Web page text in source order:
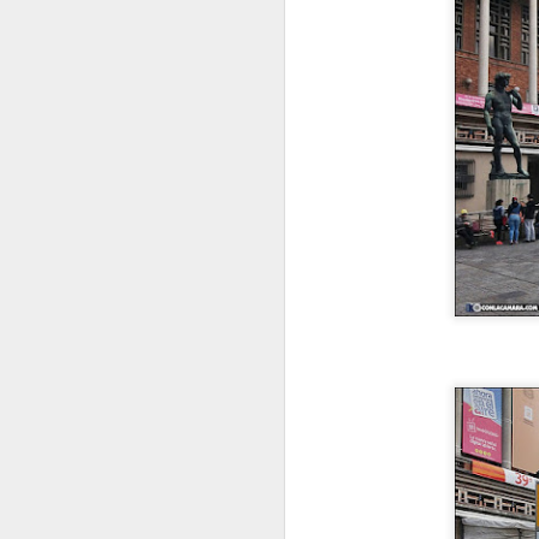
Haut Koenisgsbourg.
El MEJOR del mundo
Koenisgsbourg. El MEJOR del
alemán es impronunciable para
mi, podría ser traducido por el
encuentra en el término municipal
Stophanberch, que fue donado en
774 por Carlomagno a la abadía
de Lièpvre, una dependencia de la